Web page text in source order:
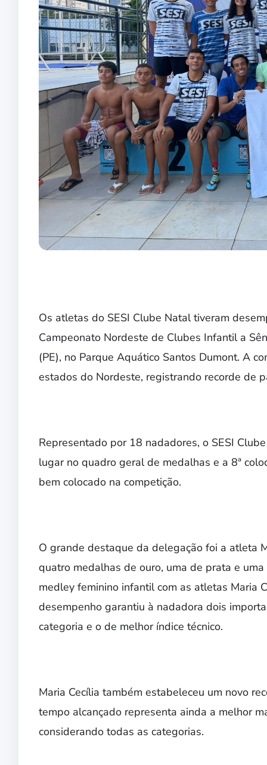
Os atletas do SESI Clube Natal tiveram
Campeonato Nordeste de Clubes Infantil a
(PE), no Parque Aquático Santos Dumont. A
estados do Nordeste, registrando recorde de
Representado por 18 nadadores, o SESI
lugar no quadro geral de medalhas e a 8ª
bem colocado na competição.
O grande destaque da delegação foi a atleta
quatro medalhas de ouro, uma de prata e
medley feminino infantil com as atletas Maria
desempenho garantiu à nadadora dois
categoria e o de melhor índice técnico.
Maria Cecília também estabeleceu um novo
tempo alcançado representa ainda a melhor
considerando todas as categorias.